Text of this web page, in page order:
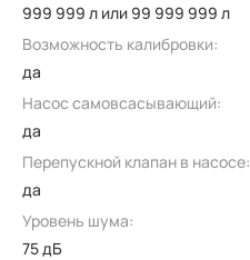
999 999 л или 99 999 999 л
Возможность калибровки:
да
Насос самовсасывающий:
да
Перепускной клапан в насосе:
да
Уровень шума:
75 дБ